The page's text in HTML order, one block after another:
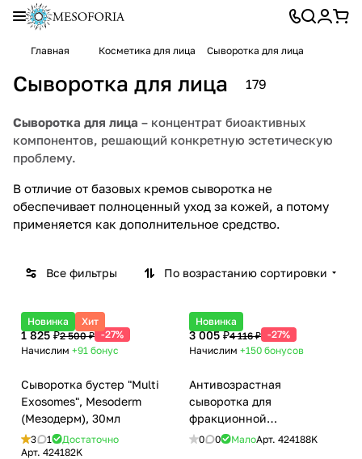
Главная Косметика для лица Сыворотка для лица
Сыворотка для лица 179
Сыворотка для лица – концентрат биоактивных
компонентов, решающий конкретную эстетическую
проблему.
В отличие от базовых кремов сыворотка не
обеспечивает полноценный уход за кожей, а потому
применяется как дополнительное средство.
Все фильтры По возрастанию сортировки
Новинка Хит
1 825 ₽2 500 ₽ -27%
Начислим +91 бонус
Сыворотка бустер "Multi
Exosomes", Mesoderm
(Мезодерм), 30мл
3 1
Достаточно
Арт. 424182K
Новинка
3 005 ₽4 116 ₽ -27%
Начислим +150 бонусов
Антивозрастная
сыворотка для
фракционной
мезотерапии / «Anti Age
0 0 МалоАрт. 424188K